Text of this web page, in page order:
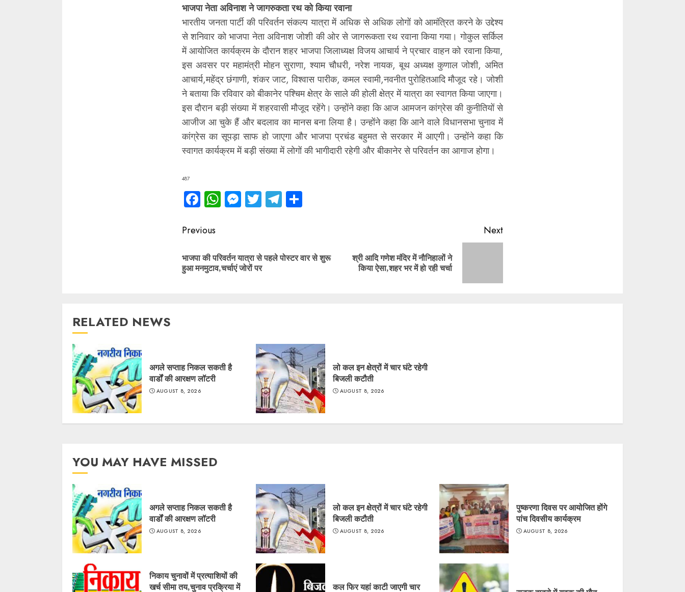
भाजपा नेता अविनाश ने जागरुकता रथ को किया रवाना
भारतीय जनता पार्टी की परिवर्तन संकल्प यात्रा में अधिक से अधिक लोगों को आमंत्रित करने के उद्देश्य
से शनिवार को भाजपा नेता अविनाश जोशी की ओर से जागरूकता रथ रवाना किया गया। गोकुल सर्किल
में आयोजित कार्यक्रम के दौरान शहर भाजपा जिलाध्यक्ष विजय आचार्य ने प्रचार वाहन को रवाना किया,
इस अवसर पर महामंत्री मोहन सुराणा, श्याम चौधरी, नरेश नायक, बूथ अध्यक्ष कुणाल जोशी, अमित
आचार्य,महेंद्र छंगाणी, शंकर जाट, विश्वास पारीक, कमल स्वामी,नवनीत पुरोहितआदि मौजूद रहे। जोशी
ने बताया कि रविवार को बीकानेर पश्चिम क्षेत्र के साले की होली क्षेत्र में यात्रा का स्वागत किया जाएगा।
इस दौरान बड़ी संख्या में शहरवासी मौजूद रहेंगे। उन्होंने कहा कि आज आमजन कांग्रेस की कुनीतियों से
आजीज आ चुके हैं और बदलाव का मानस बना लिया है। उन्होंने कहा कि आने वाले विधानसभा चुनाव में
कांग्रेस का सूपड़ा साफ हो जाएगा और भाजपा प्रचंड बहुमत से सरकार में आएगी। उन्होंने कहा कि
स्वागत कार्यक्रम में बड़ी संख्या में लोगों की भागीदारी रहेगी और बीकानेर से परिवर्तन का आगाज होगा।
487
Facebook
WhatsApp
Messenger
TwitterTelegram
Continue
Reading
Previous
Previous
post:
भाजपा की परिवर्तन यात्रा से पहले पोस्टर वार से शुरू
हुआ मनमुटाव,चर्चाएं जोरों पर
Next
Next
post:
श्री आदि गणेश मंदिर में नौनिहालों ने
किया ऐसा,शहर भर में हो रही चर्चा
RELATED NEWS
अगले सप्ताह निकल सकती है
वार्डों की आरक्षण लॉटरी
AUGUST 8, 2026
लो कल इन क्षेत्रों में चार घंटे रहेगी
बिजली कटौती
AUGUST 8, 2026
YOU MAY HAVE MISSED
अगले सप्ताह निकल सकती है
वार्डों की आरक्षण लॉटरी
AUGUST 8, 2026
लो कल इन क्षेत्रों में चार घंटे रहेगी
बिजली कटौती
AUGUST 8, 2026
पुष्करणा दिवस पर आयोजित होंगे
पांच दिवसीय कार्यक्रम
AUGUST 8, 2026
निकाय चुनावों में प्रत्याशियों की
खर्च सीमा तय,चुनाव प्रक्रिया में
कल फिर यहां काटी जाएगी चार